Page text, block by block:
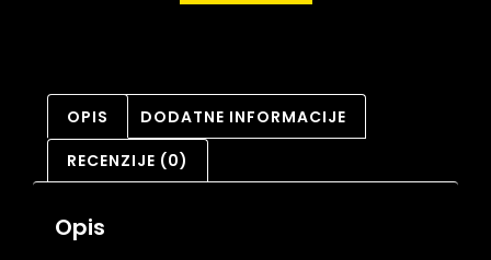
OPIS DODATNE INFORMACIJE
RECENZIJE (0)
Opis